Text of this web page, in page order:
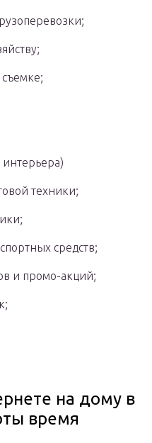
техники;
средств;
и промо-акций;
на дому в
время